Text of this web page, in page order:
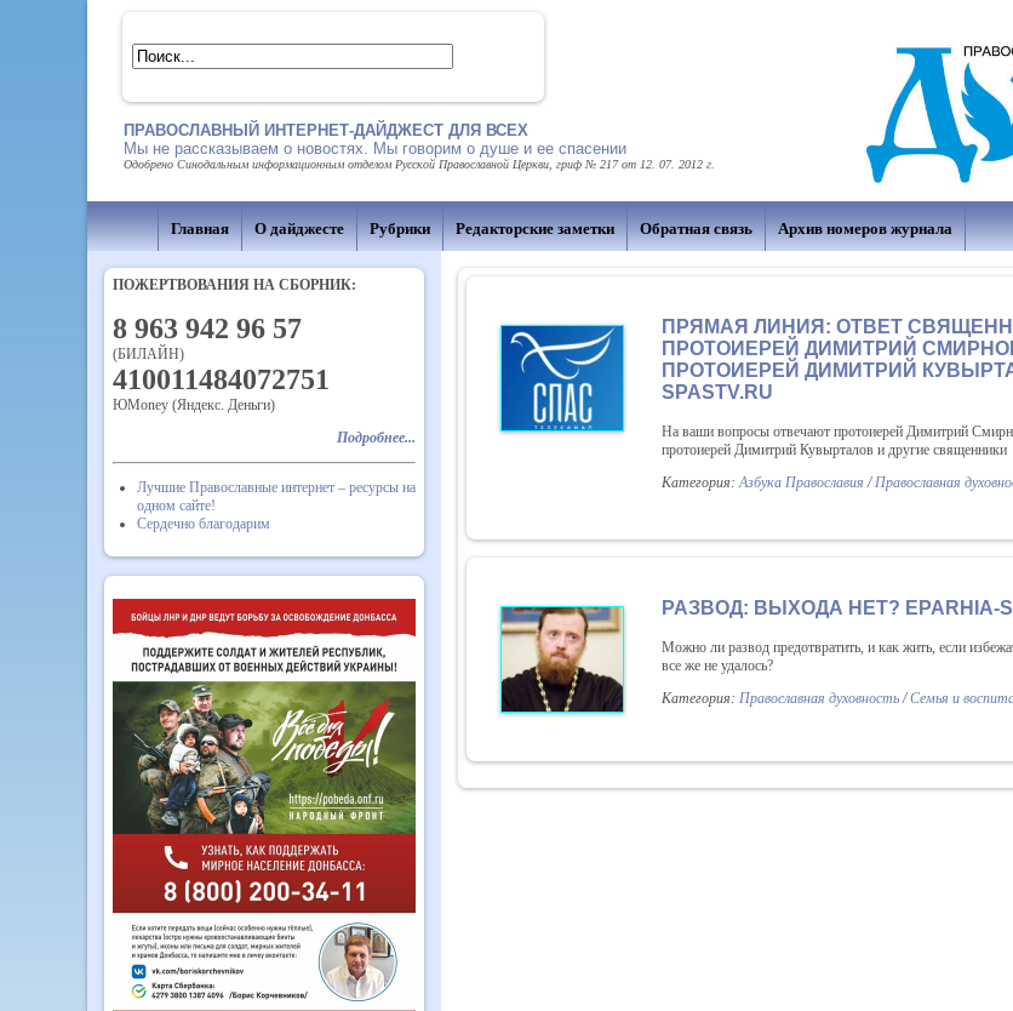
ПРАВОСЛАВНЫЙ ИНТЕРНЕТ-ДАЙДЖЕСТ ДЛЯ ВСЕХ
Мы не рассказываем о новостях. Мы говорим о душе и ее спасении
Одобрено Синодальным информационным отделом Русской Православной Церкви, гриф № 217 от 12. 07. 2012 г.
Главная О дайджесте Рубрики Редакторские заметки Обратная связь Архив номеров журнала
ПОЖЕРТВОВАНИЯ НА СБОРНИК:
8 963 942 96 57
(БИЛАЙН)
410011484072751
ЮMoney (Яндекс. Деньги)
Подробнее...
Лучшие Православные интернет – ресурсы на
одном сайте!
Сердечно благодарим
ПРЯМАЯ ЛИНИЯ: ОТВЕТ
ПРОТОИЕРЕЙ ДИМИТРИЙ
ПРОТОИЕРЕЙ ДИМИТРИЙ
SPASTV.RU
На ваши вопросы отвечают протоиерей Димитрий
протоиерей Димитрий Кувырталов и другие священники
Категория:Азбука Православия /Православная
РАЗВОД: ВЫХОДА НЕТ? EPARHIA-
Можно ли развод предотвратить, и как жить, если
все же не удалось?
Категория: Православная духовность/Семья и